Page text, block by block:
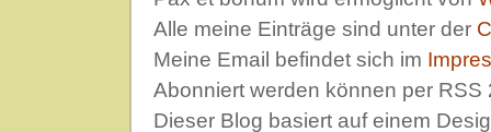
Alle meine Einträge sind unter der
Meine Email befindet sich im
Abonniert werden können per
Dieser Blog basiert auf einem